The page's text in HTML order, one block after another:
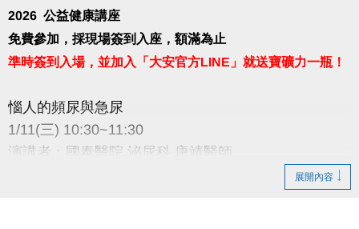
2026 公益健康講座
免費參加，採現場簽到入座，額滿為止
準時簽到入場，並加入「大安官方LINE」就送寶礦力一瓶！
惱人的頻尿與急尿
1/11(三) 10:30~11:30
演講者：國泰醫院 泌尿科 唐靖醫師
展開內容